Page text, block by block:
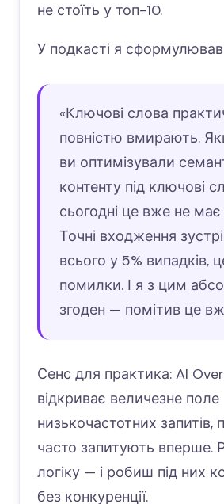
не стоїть у топ-10.
У подкасті я
«Ключові слова
повністю вмирають.
ви оптимізували
контенту під ключові
сьогодні це вже не має
Точні входження
всього у 5% випадків,
помилки. І я з цим
згоден — помітив це
Сенс для практика: AI
відкриває величезне поле
низькочастотних запитів,
часто запитують вперше.
логіку — і робиш під них
без конкуренції.